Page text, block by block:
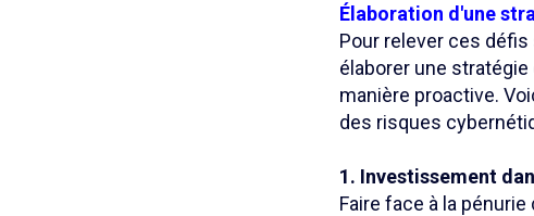
Élaboration d'une
Pour relever ces
élaborer une
manière proactive.
des risques
1. Investissement
Faire face à la